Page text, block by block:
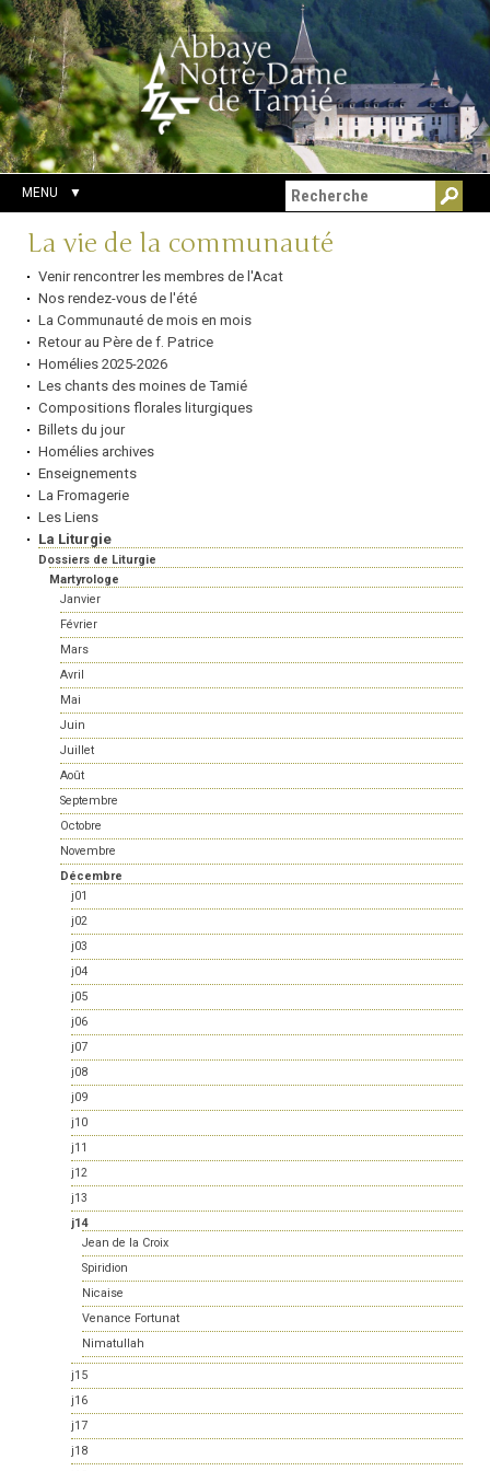
Aller
au
contenu.
|
Aller
à
la
navigation
Outils
personnels
Chercher par
Recherche
avancée…
MENU
Navigation
La vie de la communauté
Venir rencontrer les membres de l'Acat
Nos rendez-vous de l'été
La Communauté de mois en mois
Retour au Père de f. Patrice
Homélies 2025-2026
Les chants des moines de Tamié
Compositions florales liturgiques
Billets du jour
Homélies archives
Enseignements
La Fromagerie
Les Liens
La Liturgie
Dossiers de Liturgie
Martyrologe
Janvier
Février
Mars
Avril
Mai
Juin
Juillet
Août
Septembre
Octobre
Novembre
Décembre
j01
j02
j03
j04
j05
j06
j07
j08
j09
j10
j11
j12
j13
j14
Jean de la Croix
Spiridion
Nicaise
Venance Fortunat
Nimatullah
j15
j16
j17
j18